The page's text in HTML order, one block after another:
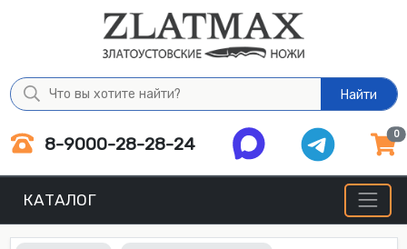
Найти
8-9000-28-28-24 0
КАТАЛОГ